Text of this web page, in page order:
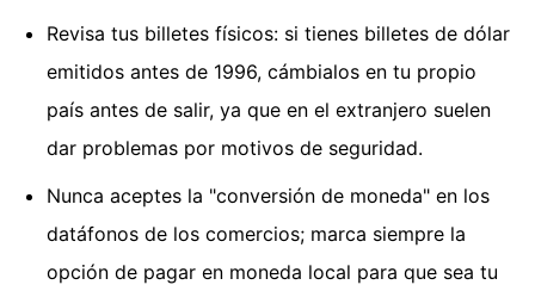
Revisa tus billetes físicos: si tienes billetes de dólar
emitidos antes de 1996, cámbialos en tu propio
país antes de salir, ya que en el extranjero suelen
dar problemas por motivos de seguridad.
Nunca aceptes la "conversión de moneda" en los
datáfonos de los comercios; marca siempre la
opción de pagar en moneda local para que sea tu